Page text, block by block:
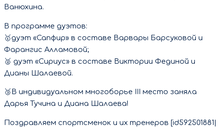
Ванюхина.
В программе дуэтов:
🥇дуэт «Сапфир» в составе Варвары Барсуковой и
Фарангис Алламовой;
🥈 дуэт «Сириус» в составе Виктории Фединой и
Дианы Шалаевой.
🥉В индивидуальном многоборье III место заняла
Дарья Тучина и Диана Шалаева!
​Поздравляем спортсменок и их тренеров [id592501881|